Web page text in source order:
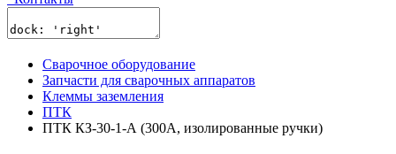
Сварочное оборудование
Запчасти для сварочных аппаратов
Клеммы заземления
ПТК
ПТК КЗ-30-1-А (300А, изолированные ручки)